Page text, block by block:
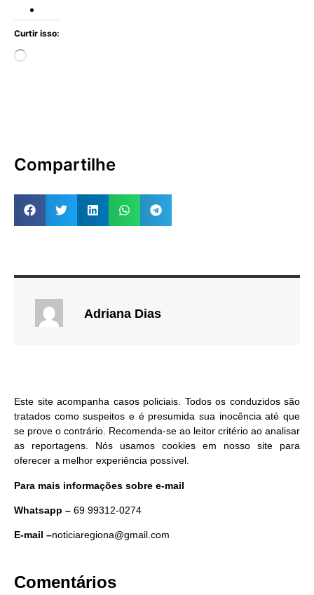
Curtir isso:
Compartilhe
Adriana Dias
Este site acompanha casos policiais. Todos os conduzidos são
tratados como suspeitos e é presumida sua inocência até que
se prove o contrário. Recomenda-se ao leitor critério ao analisar
as reportagens. Nós usamos cookies em nosso site para
oferecer a melhor experiência possível.
Para mais informações sobre e-mail
Whatsapp – 69 99312-0274
E-mail –noticiaregiona@gmail.com
Comentários